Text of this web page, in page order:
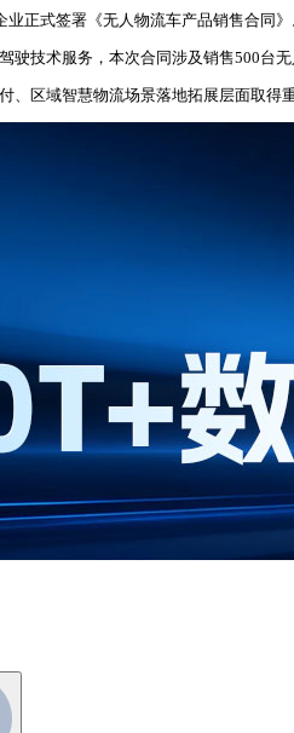
正式签署《无人物流车产品销售合同》
技术服务，本次合同涉及销售500台
区域智慧物流场景落地拓展层面取得